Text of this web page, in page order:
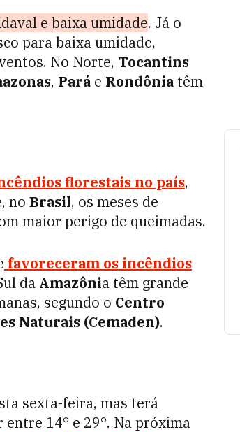
e baixa umidade. Já o
para baixa umidade,
No Norte, Tocantins
, Pará e Rondônia têm
florestais no país,
no Brasil, os meses de
maior perigo de queimadas.
favoreceram os incêndios
da Amazônia têm grande
segundo o Centro
Naturais (Cemaden).
sexta-feira, mas terá
14° e 29°. Na próxima